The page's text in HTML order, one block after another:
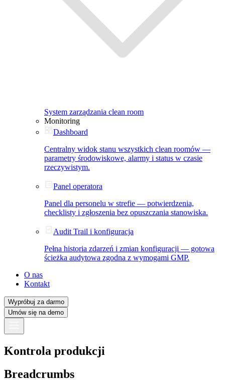
System zarządzania clean room
Monitoring
Dashboard
Centralny widok stanu wszystkich clean roomów —
parametry środowiskowe, alarmy i status w czasie
rzeczywistym.
Panel operatora
Panel dla personelu w strefie — potwierdzenia,
checklisty i zgłoszenia bez opuszczania stanowiska.
Audit Trail i konfiguracja
Pełna historia zdarzeń i zmian konfiguracji — gotowa
ścieżka audytowa zgodna z wymogami GMP.
O nas
Kontakt
Wypróbuj za darmo
Umów się na demo
Kontrola produkcji
Breadcrumbs